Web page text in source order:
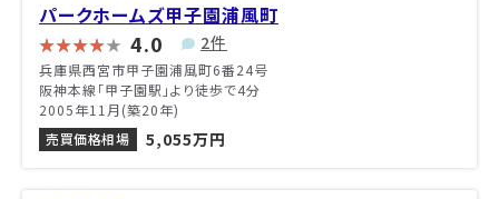
パークホームズ甲子園浦風町
4.0 2件
兵庫県西宮市甲子園浦風町6番24号
阪神本線「甲子園駅」より徒歩で4分
2005年11月(築20年)
売買価格相場
5,055万円